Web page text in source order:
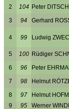
2 104 Peter
3 94 Gerhard
4 99 Ludwig
5 100 Rüdiger
6 96 Peter
7 98 Helmut
8 97 Helmut
9
95 Werner